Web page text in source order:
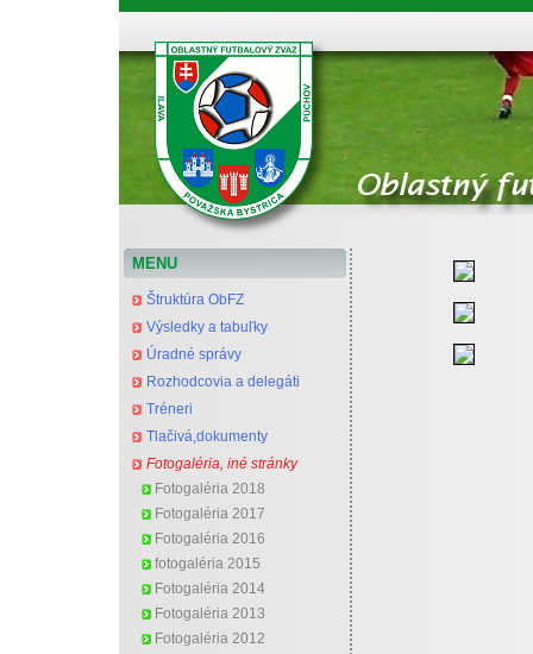
MENU
Štruktúra ObFZ
Výsledky a tabuľky
Úradné správy
Rozhodcovia a delegáti
Tréneri
Tlačivá,dokumenty
Fotogaléria, iné stránky
Fotogaléria 2018
Fotogaléria 2017
Fotogaléria 2016
fotogaléria 2015
Fotogaléria 2014
Fotogaléria 2013
Fotogaléria 2012